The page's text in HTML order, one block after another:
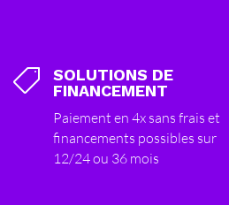

SOLUTIONS DE
FINANCEMENT
Paiement en 4x sans frais et
financements possibles sur
12/24 ou 36 mois